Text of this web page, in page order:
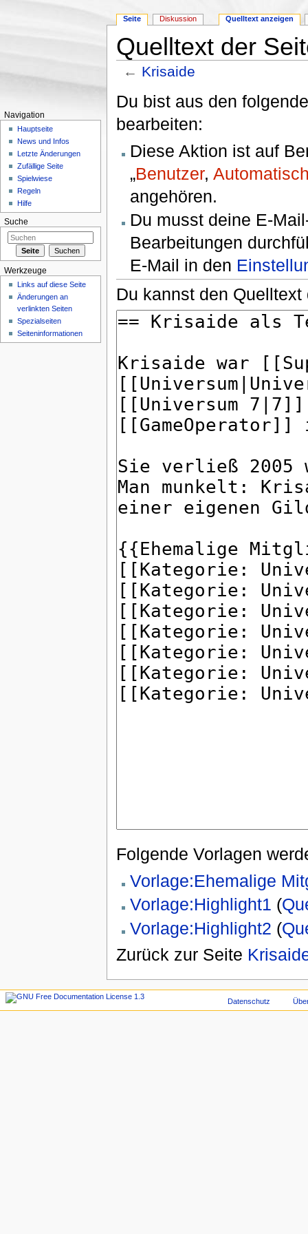
Quelltext der
← Krisaide
Du bist aus den
bearbeiten:
Diese Aktion ist auf
„Benutzer,
angehören.
Du musst deine E-
Bearbeitungen
E-Mail in den
Du kannst den
Folgende Vorlagen
Vorlage:Ehemalige
Vorlage:Highlight1 (
Vorlage:Highlight2 (
Zurück zur Seite
Seite Diskussion Quelltext anzeigen
Navigation
Hauptseite
News und Infos
Letzte Änderungen
Zufällige Seite
Spielwiese
Regeln
Hilfe
Suche
Werkzeuge
Links auf diese Seite
Änderungen an
verlinkten Seiten
Spezialseiten
Seiteninformationen
Datenschutz